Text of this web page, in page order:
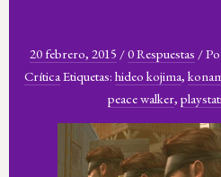
20 febrero, 2015 /0 Respuestas /
CríticaEtiquetas: hideo kojima,
peace walker,